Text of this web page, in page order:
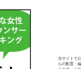
当サイトで
らの配置・